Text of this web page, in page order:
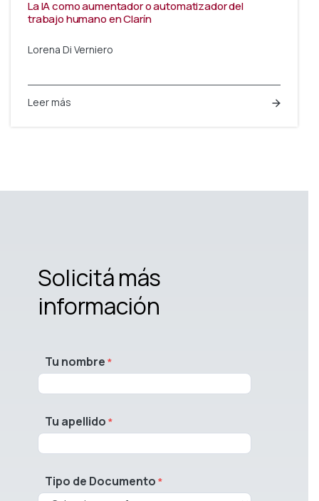
La IA como aumentador o automatizador del
trabajo humano en Clarín
Lorena Di Verniero
Leer más
Solicitá más
información
Tu nombre
Tu apellido
Tipo de Documento